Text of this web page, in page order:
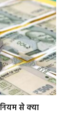
से क्या